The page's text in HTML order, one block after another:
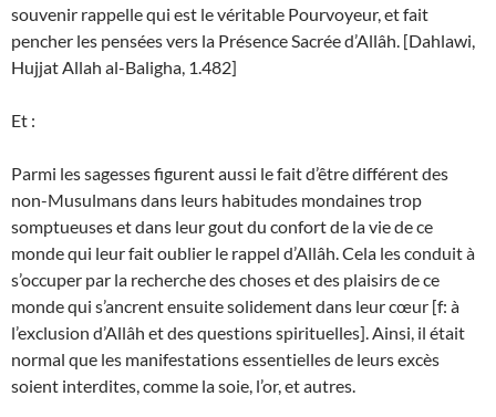
souvenir rappelle qui est le véritable Pourvoyeur, et fait
pencher les pensées vers la Présence Sacrée d’Allâh. [Dahlawi,
Hujjat Allah al-Baligha, 1.482]
Et :
Parmi les sagesses figurent aussi le fait d’être différent des
non-Musulmans dans leurs habitudes mondaines trop
somptueuses et dans leur gout du confort de la vie de ce
monde qui leur fait oublier le rappel d’Allâh. Cela les conduit à
s’occuper par la recherche des choses et des plaisirs de ce
monde qui s’ancrent ensuite solidement dans leur cœur [f: à
l’exclusion d’Allâh et des questions spirituelles]. Ainsi, il était
normal que les manifestations essentielles de leurs excès
soient interdites, comme la soie, l’or, et autres.